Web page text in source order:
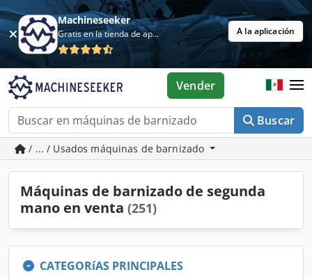
Machineseeker
Gratis en la tienda de aplicaciones A la aplicación
Buscar
Vender
/ ... / Usados máquinas de barnizado
Máquinas de barnizado de segunda
mano en venta (251)
CATEGORíAS PRINCIPALES